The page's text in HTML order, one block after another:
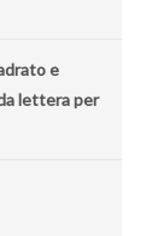
e
lettera per